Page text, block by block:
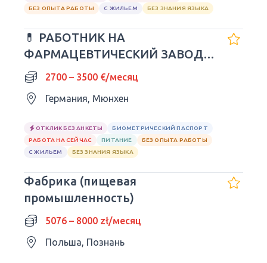
БЕЗ ОПЫТА РАБОТЫ
С ЖИЛЬЕМ БЕЗ ЗНАНИЯ ЯЗЫКА
💊 РАБОТНИК НА
ФАРМАЦЕВТИЧЕСКИЙ ЗАВОД В
ГЕРМАНИИ
2700 – 3500 €/месяц
Германия, Мюнхен
ОТКЛИК БЕЗ АНКЕТЫ
БИОМЕТРИЧЕСКИЙ ПАСПОРТ
РАБОТА НА СЕЙЧАС
ПИТАНИЕ
БЕЗ ОПЫТА РАБОТЫ
С ЖИЛЬЕМ
БЕЗ ЗНАНИЯ ЯЗЫКА
Фабрика (пищевая
промышленность)
5076 – 8000 zł/месяц
Польша, Познань